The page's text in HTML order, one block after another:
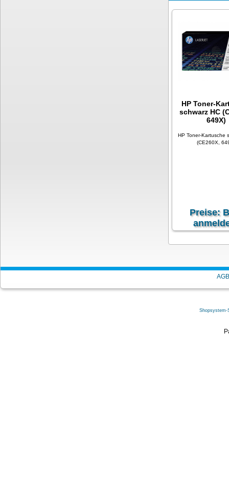
HP Toner-
schwarz HC
649X)
HP Toner-Kartusche
(CE260X,
Preise:
exkl. 19 % MwSt zzgl.
Canon
pigment
AGB
Shopsystem-